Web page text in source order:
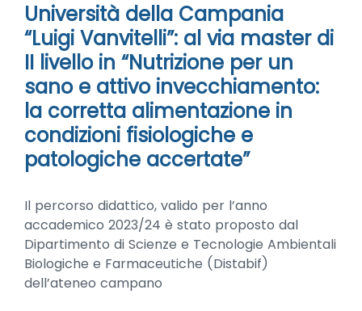
Università della Campania
“Luigi Vanvitelli”: al via master di
II livello in “Nutrizione per un
sano e attivo invecchiamento:
la corretta alimentazione in
condizioni fisiologiche e
patologiche accertate”
Il percorso didattico, valido per l’anno
accademico 2023/24 è stato proposto dal
Dipartimento di Scienze e Tecnologie Ambientali
Biologiche e Farmaceutiche (Distabif)
dell’ateneo campano